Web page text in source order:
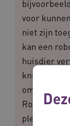
voor
niet zijn
kan een
huisdier
omgeving,
plezier